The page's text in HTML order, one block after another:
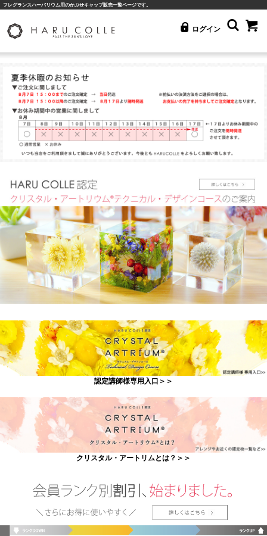
フレグランスハーバリウム用のかぶせキャップ販売一覧ページです。
ログイン
認定講師様専用入口＞＞
クリスタル・アートリムとは？＞＞